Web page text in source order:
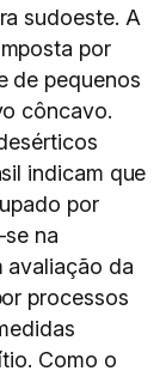
sudoeste. A
por
de pequenos
côncavo.
indicam que
por
na
avaliação da
processos
Como o